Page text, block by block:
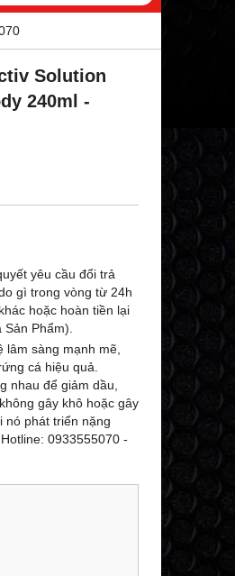
-
SỮA RỬA MẶT
24K TRẮNG DA
NANO GOLD
0858193968 -
599,000 đ
Solution
240ml -
yêu cầu đổi trả
gì trong vòng từ 24h
hoặc hoàn tiền lại
Sản Phẩm).
lâm sàng mạnh mẽ,
cá hiệu quả.
nhau để giảm dầu,
gây khô hoặc gây
nó phát triển nặng
0933555070 -